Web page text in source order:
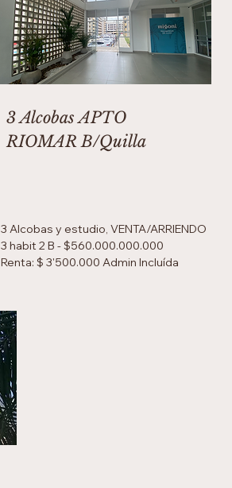
3 Alcobas APTO
RIOMAR B/Quilla
3 Alcobas y estudio, VENTA/ARRIENDO
3 habit 2 B - $560.000.000.000
Renta: $ 3'500.000 Admin Incluída